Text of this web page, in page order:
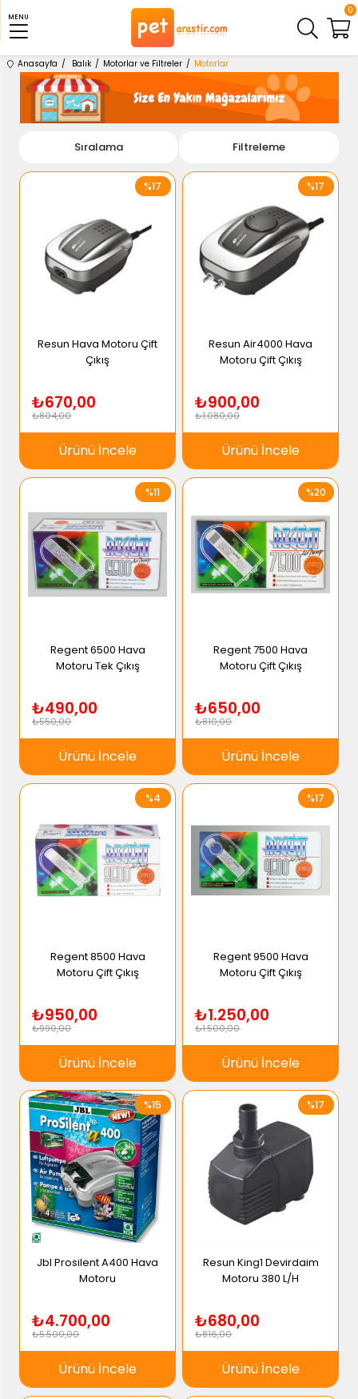
MENU
0
Anasayfa Balık Motorlar ve Filtreler Motorlar
Filtreleme
Sıralama
Resun Hava Motoru Çift
Çıkış
₺670,00
₺804,00
Ürünü İncele
%17
Resun Air4000 Hava
Motoru Çift Çıkış
₺900,00
₺1.080,00
Ürünü İncele
%17
Regent 6500 Hava
Motoru Tek Çıkış
₺490,00
₺550,00
Ürünü İncele
%11
Regent 7500 Hava
Motoru Çift Çıkış
₺650,00
₺810,00
Ürünü İncele
%20
Regent 8500 Hava
Motoru Çift Çıkış
₺950,00
₺990,00
Ürünü İncele
%4
Regent 9500 Hava
Motoru Çift Çıkış
₺1.250,00
₺1.500,00
Ürünü İncele
%17
Jbl Prosilent A400 Hava
Motoru
₺4.700,00
₺5.500,00
Ürünü İncele
%15
Resun King1 Devirdaim
Motoru 380 L/H
₺680,00
₺816,00
Ürünü İncele
%17